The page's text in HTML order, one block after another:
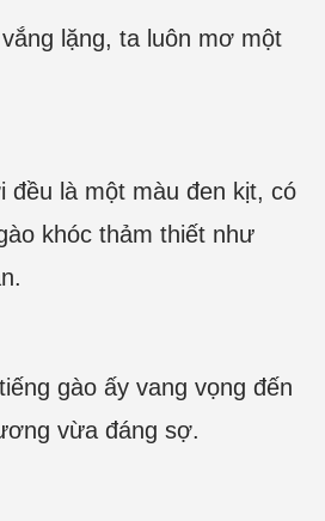
lặng, ta luôn mơ một
đều là một màu đen kịt, có
khóc thảm thiết như
gào ấy vang vọng đến
vừa đáng sợ.